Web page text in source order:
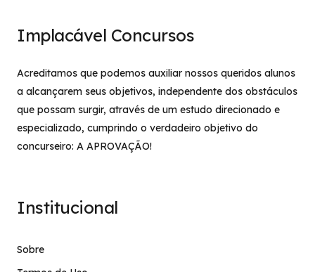
Implacável Concursos
Acreditamos que podemos auxiliar nossos queridos alunos
a alcançarem seus objetivos, independente dos obstáculos
que possam surgir, através de um estudo direcionado e
especializado, cumprindo o verdadeiro objetivo do
concurseiro: A APROVAÇÃO!
Institucional
Sobre